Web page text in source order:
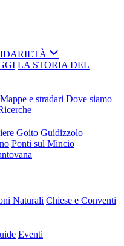
LA STORIA DEL
Mappe e stradari Dove siamo
Goito Guidizzolo
Ponti sul Mincio
Naturali Chiese e Conventi
Eventi